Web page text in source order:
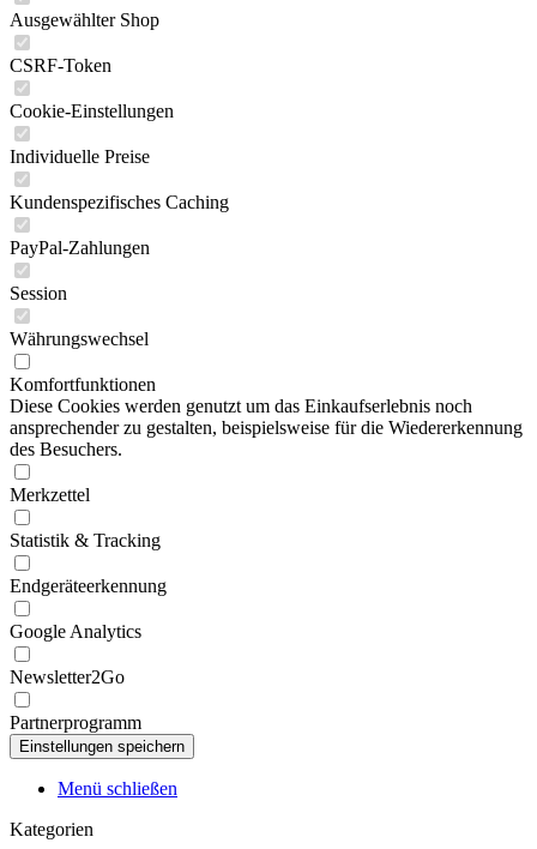
Ausgewählter Shop
CSRF-Token
Cookie-Einstellungen
Individuelle Preise
Kundenspezifisches Caching
PayPal-Zahlungen
Session
Währungswechsel
Komfortfunktionen
Diese Cookies werden genutzt um das Einkaufserlebnis noch
ansprechender zu gestalten, beispielsweise für die Wiedererkennung
des Besuchers.
Merkzettel
Statistik & Tracking
Endgeräteerkennung
Google Analytics
Newsletter2Go
Partnerprogramm
Menü schließen
Kategorien